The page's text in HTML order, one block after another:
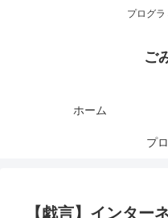
プログ
ご
ホーム
プ
【戯言】インター